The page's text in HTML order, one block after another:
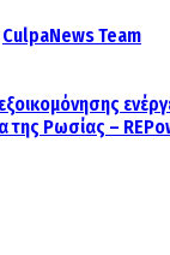
CulpaNews Team